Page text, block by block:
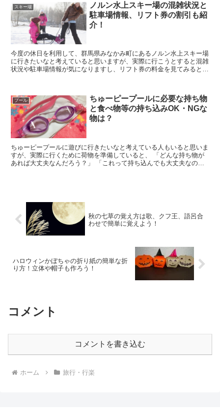
スキー場
ノルン水上スキー場の混雑状況と
駐車場情報、リフト券の割引も紹
介！
今度の休日を利用して、群馬県みなかみ町にあるノルン水上スキー場
に行きたいなと考えていると思いますが、実際に行こうとすると混雑
状況や駐車場情報が気になりますし、リフト券の料金を見てみると高
プール
ちゅーピープールに必要な持ち物
と食べ物等の持ち込みOK・NGな
物は？
ちゅーピープールに遊びに行きたいなと考えている人もいると思いま
すが、実際に行くために荷物を準備していると、 「どんな持ち物が
あれば大丈夫なんだろう？」 「これって持ち込んでも大丈夫なのか
秋の七草の覚え方は歌、クフ王、語呂合
わせで簡単に覚えよう！
ハロウィンかぼちゃの折り紙の簡単な折
り方！立体や帽子も作ろう！
コメント
コメントを書き込む
ホーム 旅行・行楽